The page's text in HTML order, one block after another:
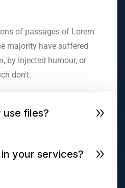
of passages of Lorem
majority have suffered
by injected humour, or
don't.
files?
your services?